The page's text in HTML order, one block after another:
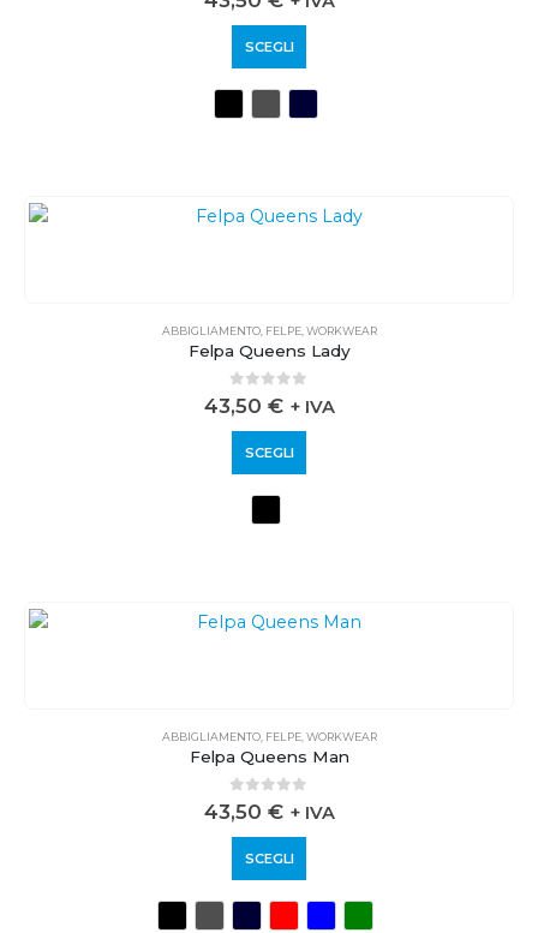
SCEGLI
ABBIGLIAMENTO, FELPE, WORKWEAR
Felpa Queens Lady
0out of 5
43,50 € + IVA
SCEGLI
ABBIGLIAMENTO, FELPE, WORKWEAR
Felpa Queens Man
0out of 5
43,50 € + IVA
SCEGLI